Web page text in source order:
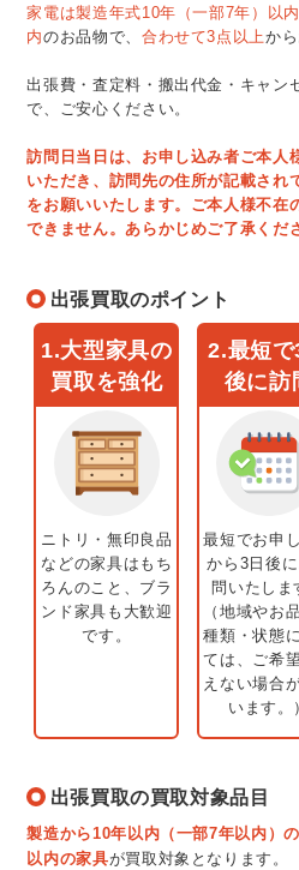
家電は製造年式10年（一部7年）以
内のお品物で、 合わせて3点以上か
出張費・査定料・搬出代金・キャン
で、ご安心ください。
訪問日当日は、お申し込み者ご本人
いただき、訪問先の住所が記載され
をお願いいたします。ご本人様不在
できません。あらかじめご了承くだ
出張買取のポイント
1.大型家具の
買取を強化
ニトリ・無印良品
などの家具はもち
ろんのこと、ブラ
ンド家具も大歓迎
です。
2.最短で
後に訪
最短でお申
から3日後
問いたしま
（地域やお
種類・状態
ては、ご希
えない場合
います。
出張買取の買取対象品目
製造から10年以内（一部7年以内）
以内の家具が買取対象となります。